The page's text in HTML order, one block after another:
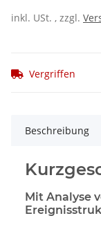
inkl. USt. , zzgl.
Vergriffen
Beschreibung
Mit Analyse